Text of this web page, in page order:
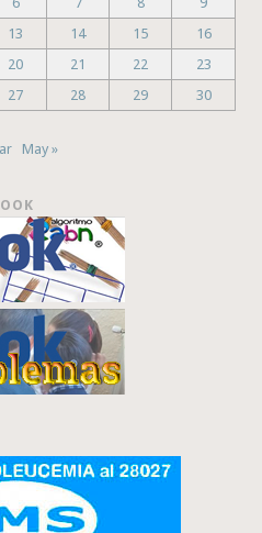
13 14 15
16
20 21 22
23
27 28 29 30
May »